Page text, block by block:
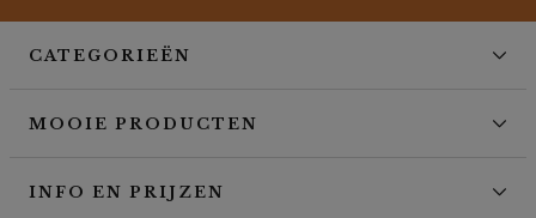
CATEGORIEËN
MOOIE PRODUCTEN
INFO EN PRIJZEN